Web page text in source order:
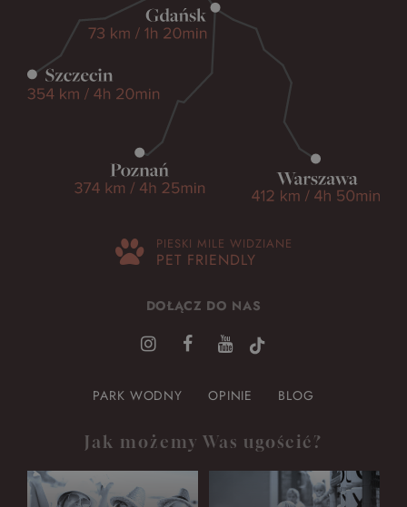
PIESKI MILE WIDZIANE
PET FRIENDLY
DOŁĄCZ DO NAS
PARK WODNY OPINIE BLOG
Jak możemy Was ugościć?